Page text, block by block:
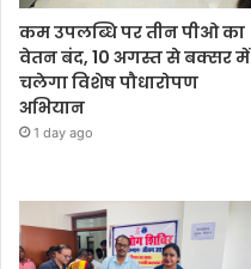
कम उपलब्धि पर तीन पीओ का
वेतन बंद, 10 अगस्त से बक्सर में
चलेगा विशेष पौधारोपण
अभियान
1 day ago